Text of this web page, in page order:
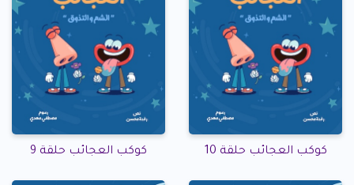
كوكب العجائب حلقة 10 كوكب العجائب حلقة 9